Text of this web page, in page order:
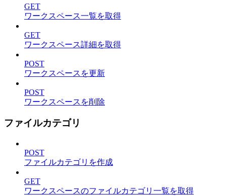
GET
ワークスペース一覧を取得
GET
ワークスペース詳細を取得
POST
ワークスペースを更新
POST
ワークスペースを削除
ファイルカテゴリ
POST
ファイルカテゴリを作成
GET
ワークスペースのファイルカテゴリ一覧を取得